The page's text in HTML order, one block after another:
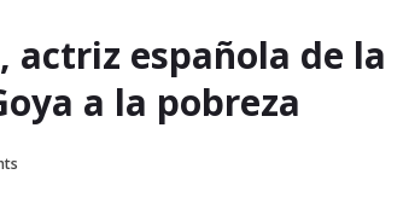
u
actriz española de la
a la pobreza